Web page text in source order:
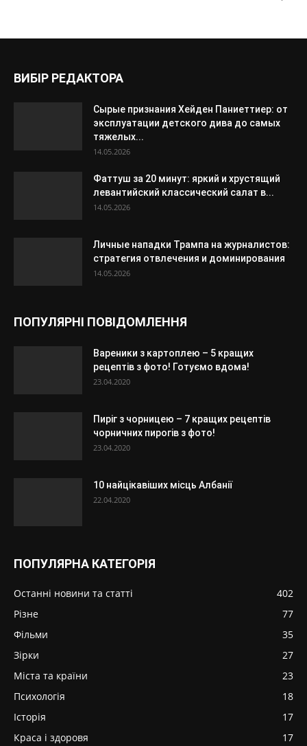
ВИБІР РЕДАКТОРА
Сырые признания Хейден Паниеттиер: от
эксплуатации детского дива до самых
тяжелых...
14.05.2026
Фаттуш за 20 минут: яркий и хрустящий
левантийский классический салат в...
14.05.2026
Личные нападки Трампа на журналистов:
стратегия отвлечения и доминирования
14.05.2026
ПОПУЛЯРНІ ПОВІДОМЛЕННЯ
Вареники з картоплею – 5 кращих
рецептів з фото! Готуємо вдома!
23.04.2020
Пиріг з чорницею – 7 кращих рецептів
чорничних пирогів з фото!
23.04.2020
10 найцікавіших місць Албанії
22.04.2020
ПОПУЛЯРНА КАТЕГОРІЯ
Останні новини та статті
402
Різне
77
Фільми
35
Зірки
27
Міста та країни
23
Психологія
18
Історія
17
Краса і здоровя
17